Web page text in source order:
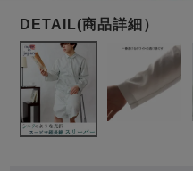
売れ筋ランキング
売れ筋ランキング
- Item Ranking -
目的別でさが
すべてのメン
ズ
パジャマ
前開き